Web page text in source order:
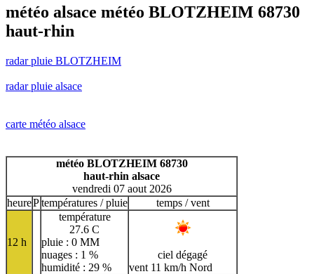
alsace
carte
météo
météo
H
I J K L M
N
T
U
V
W X Y Z
météo alsace météo BLOTZHEIM 68730
haut-rhin
radar pluie BLOTZHEIM
radar pluie alsace
carte météo alsace
météo BLOTZHEIM 68730
haut-rhin alsace
vendredi 07 aout 2026
heurePtempératures / pluie temps / vent
12 h
température
27.6 C
pluie : 0 MM
nuages : 1 %
humidité : 29 %
ciel dégagé
vent 11 km/h Nord